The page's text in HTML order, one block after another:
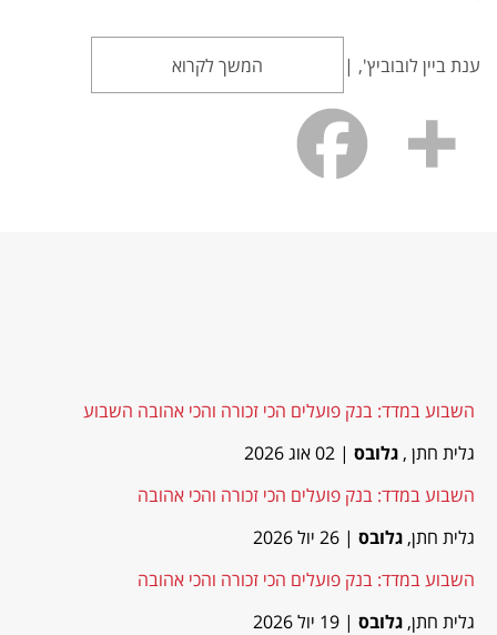
ענת ביין לובוביץ', | המשך לקרוא
השבוע במדד: בנק פועלים הכי זכורה והכי אהובה השבוע
גלית חתן , גלובס | 02 אוג 2026
השבוע במדד: בנק פועלים הכי זכורה והכי אהובה
גלית חתן, גלובס | 26 יול 2026
השבוע במדד: בנק פועלים הכי זכורה והכי אהובה
גלית חתן, גלובס | 19 יול 2026